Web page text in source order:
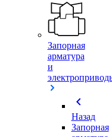
Запорная
арматура
и
chevron_left
Назад
Запорная